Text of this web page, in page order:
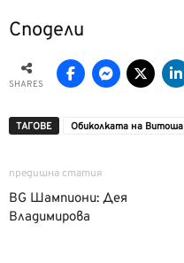
Сподели
SHARES
ТАГОВЕ Обиколката на Витоша
предишна статия
BG Шампиони: Дея
Владимирова